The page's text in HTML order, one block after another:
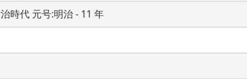
時代 元号:明治 - 11 年